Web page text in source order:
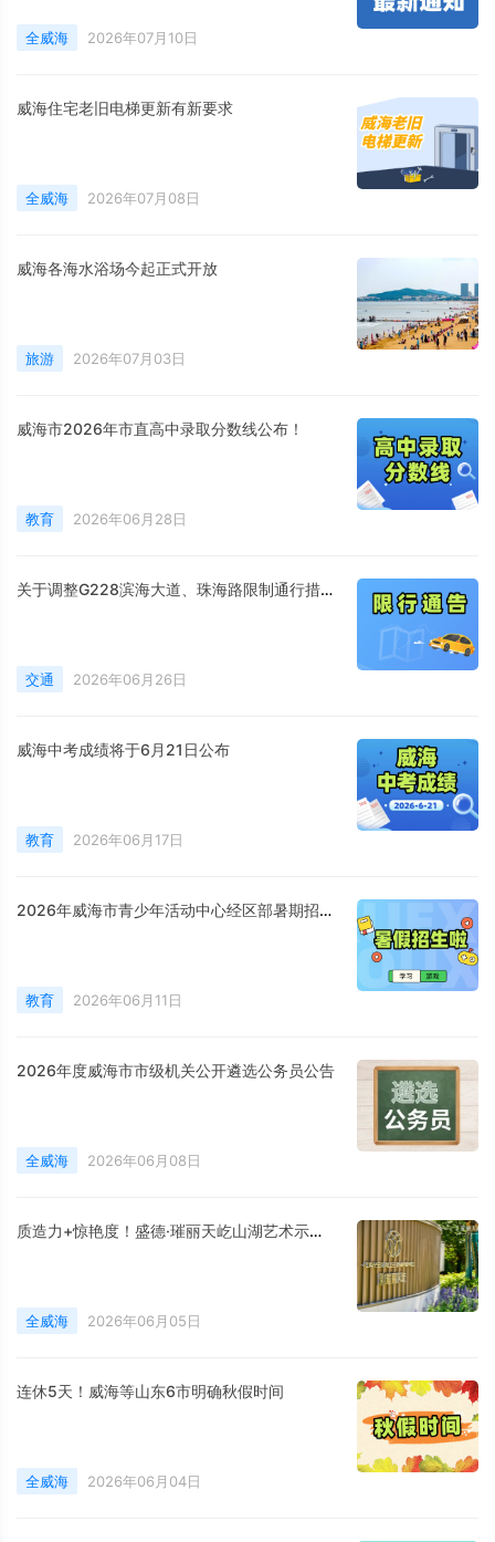
全威海 2026年07月10日
威海住宅老旧电梯更新有新要求
全威海 2026年07月08日
威海各海水浴场今起正式开放
旅游 2026年07月03日
威海市2026年市直高中录取分数线公布！
教育 2026年06月28日
关于调整G228滨海大道、珠海路限制通行措施的通告
交通 2026年06月26日
威海中考成绩将于6月21日公布
教育 2026年06月17日
2026年威海市青少年活动中心经区部暑期招生简章
教育 2026年06月11日
2026年度威海市市级机关公开遴选公务员公告
全威海 2026年06月08日
质造力+惊艳度！盛德·璀丽天屹山湖艺术示范区圆满启卷
全威海 2026年06月05日
连休5天！威海等山东6市明确秋假时间
全威海 2026年06月04日